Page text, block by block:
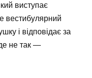
виступає
вестибулярний
і відповідає за
не так —